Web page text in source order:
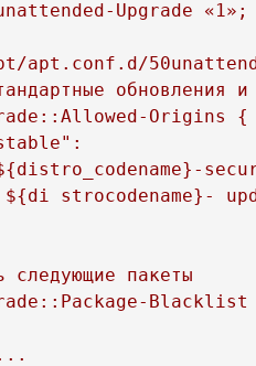
Upgrade «1»;
apt.conf.d/
обновления и
Origins {
strocodename}-
следующие пакеты